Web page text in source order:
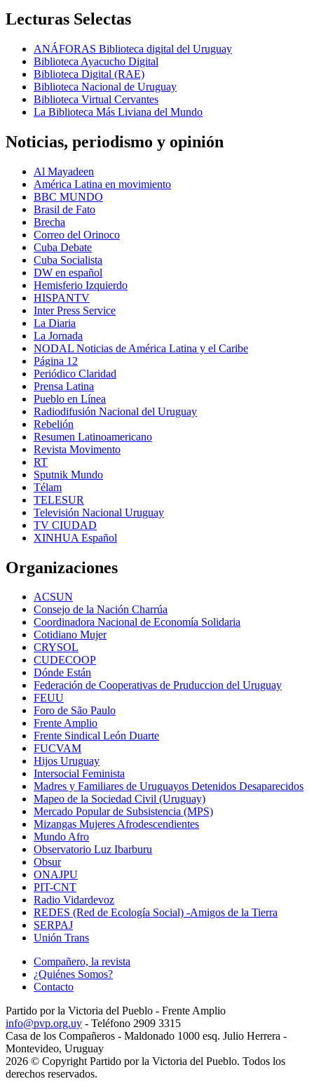
Lecturas Selectas
ANÁFORAS Biblioteca digital del Uruguay
Biblioteca Ayacucho Digital
Biblioteca Digital (RAE)
Biblioteca Nacional de Uruguay
Biblioteca Virtual Cervantes
La Biblioteca Más Liviana del Mundo
Noticias, periodismo y opinión
Al Mayadeen
América Latina en movimiento
BBC MUNDO
Brasil de Fato
Brecha
Correo del Orinoco
Cuba Debate
Cuba Socialista
DW en español
Hemisferio Izquierdo
HISPANTV
Inter Press Service
La Diaria
La Jornada
NODAL Noticias de América Latina y el Caribe
Página 12
Periódico Claridad
Prensa Latina
Pueblo en Línea
Radiodifusión Nacional del Uruguay
Rebelión
Resumen Latinoamericano
Revista Movimento
RT
Sputnik Mundo
Télam
TELESUR
Televisión Nacional Uruguay
TV CIUDAD
XINHUA Español
Organizaciones
ACSUN
Consejo de la Nación Charrúa
Coordinadora Nacional de Economía Solidaria
Cotidiano Mujer
CRYSOL
CUDECOOP
Dónde Están
Federación de Cooperativas de Pruduccion del Uruguay
FEUU
Foro de São Paulo
Frente Amplio
Frente Sindical León Duarte
FUCVAM
Hijos Uruguay
Intersocial Feminista
Madres y Familiares de Uruguayos Detenidos Desaparecidos
Mapeo de la Sociedad Civil (Uruguay)
Mercado Popular de Subsistencia (MPS)
Mizangas Mujeres Afrodescendientes
Mundo Afro
Observatorio Luz Ibarburu
Obsur
ONAJPU
PIT-CNT
Radio Vidardevoz
REDES (Red de Ecología Social) -Amigos de la Tierra
SERPAJ
Unión Trans
Compañero, la revista
¿Quiénes Somos?
Contacto
Partido por la Victoria del Pueblo - Frente Amplio
info@pvp.org.uy - Teléfono 2909 3315
Casa de los Compañeros - Maldonado 1000 esq. Julio Herrera -
Montevideo, Uruguay
2026 © Copyright Partido por la Victoria del Pueblo. Todos los
derechos reservados.